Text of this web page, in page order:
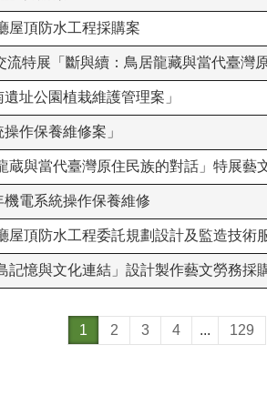
屋頂防水工程採購案
流特展「斷與續：鳥居龍藏與當代臺灣
址公園植栽維護管理案」
作保養維修案」
蔵與當代臺灣原住民族的對話」特展藝
機電系統操作保養維修
屋頂防水工程委託規劃設計及監造技術
記憶與文化連結」設計製作藝文勞務採
1 2 3 4 ... 129